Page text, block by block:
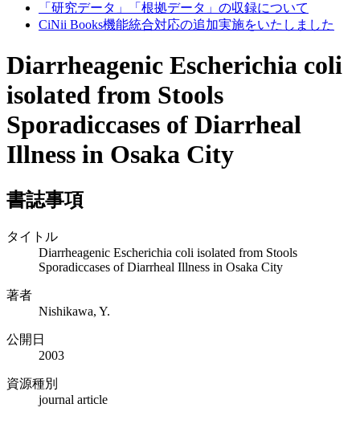
「研究データ」「根拠データ」の収録について
CiNii Books機能統合対応の追加実施をいたしました
Diarrheagenic Escherichia coli
isolated from Stools
Sporadiccases of Diarrheal
Illness in Osaka City
書誌事項
タイトル
Diarrheagenic Escherichia coli isolated from Stools
Sporadiccases of Diarrheal Illness in Osaka City
著者
Nishikawa, Y.
公開日
2003
資源種別
journal article